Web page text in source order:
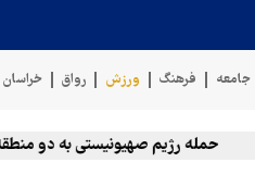
جامعه فرهنگ ورزش رواق خراسان
حمله رژیم صهیونیستی به دو منطقه در